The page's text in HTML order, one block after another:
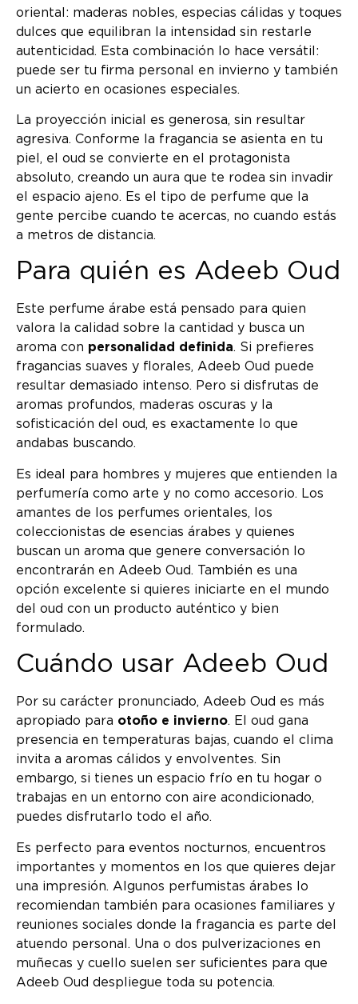
oriental: maderas nobles, especias cálidas y toques
dulces que equilibran la intensidad sin restarle
autenticidad. Esta combinación lo hace versátil:
puede ser tu firma personal en invierno y también
un acierto en ocasiones especiales.
La proyección inicial es generosa, sin resultar
agresiva. Conforme la fragancia se asienta en tu
piel, el oud se convierte en el protagonista
absoluto, creando un aura que te rodea sin invadir
el espacio ajeno. Es el tipo de perfume que la
gente percibe cuando te acercas, no cuando estás
a metros de distancia.
Para quién es Adeeb Oud
Este perfume árabe está pensado para quien
valora la calidad sobre la cantidad y busca un
aroma con personalidad definida. Si prefieres
fragancias suaves y florales, Adeeb Oud puede
resultar demasiado intenso. Pero si disfrutas de
aromas profundos, maderas oscuras y la
sofisticación del oud, es exactamente lo que
andabas buscando.
Es ideal para hombres y mujeres que entienden la
perfumería como arte y no como accesorio. Los
amantes de los perfumes orientales, los
coleccionistas de esencias árabes y quienes
buscan un aroma que genere conversación lo
encontrarán en Adeeb Oud. También es una
opción excelente si quieres iniciarte en el mundo
del oud con un producto auténtico y bien
formulado.
Cuándo usar Adeeb Oud
Por su carácter pronunciado, Adeeb Oud es más
apropiado para otoño e invierno. El oud gana
presencia en temperaturas bajas, cuando el clima
invita a aromas cálidos y envolventes. Sin
embargo, si tienes un espacio frío en tu hogar o
trabajas en un entorno con aire acondicionado,
puedes disfrutarlo todo el año.
Es perfecto para eventos nocturnos, encuentros
importantes y momentos en los que quieres dejar
una impresión. Algunos perfumistas árabes lo
recomiendan también para ocasiones familiares y
reuniones sociales donde la fragancia es parte del
atuendo personal. Una o dos pulverizaciones en
muñecas y cuello suelen ser suficientes para que
Adeeb Oud despliegue toda su potencia.